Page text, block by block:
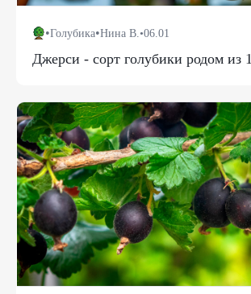
•Голубика•Нина В. •06.01
Джерси - сорт голубики родом из